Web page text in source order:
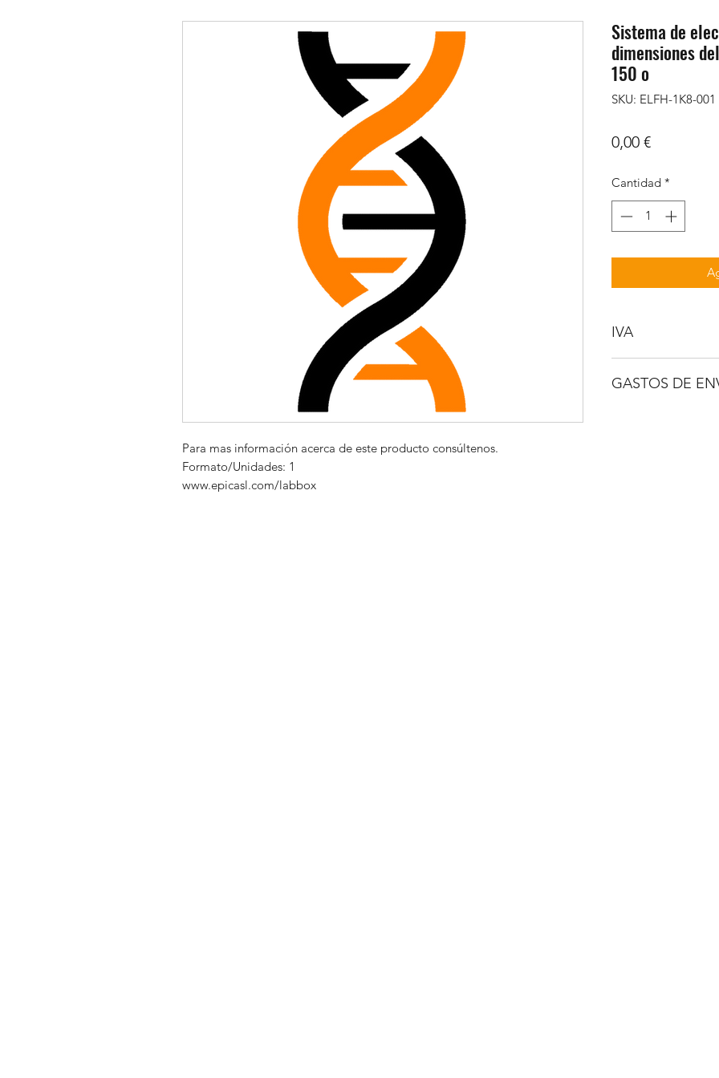
Para mas información acerca de este producto consúltenos.
Formato/Unidades: 1
www.epicasl.com/labbox
Sistema de
dimensiones
150 o
SKU: ELFH-1K8-001
0,00 €Precio
Cantidad *
IVA
GASTOS DE